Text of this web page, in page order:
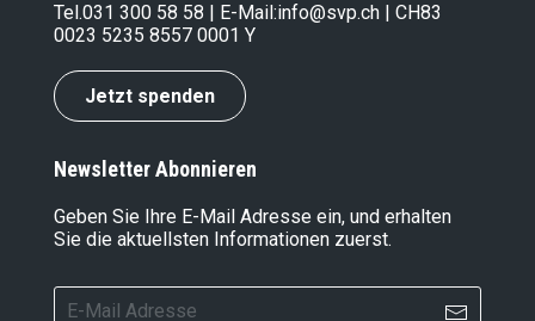
Tel.031 300 58 58 | E-Mail:info@svp.ch | CH83
0023 5235 8557 0001 Y
Jetzt spenden
Newsletter Abonnieren
Geben Sie Ihre E-Mail Adresse ein, und erhalten
Sie die aktuellsten Informationen zuerst.